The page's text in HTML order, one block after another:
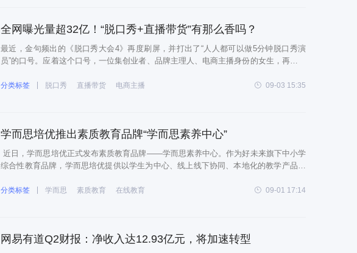
全网曝光量超32亿！“脱口秀+直播带货”有那么香吗？
最近，金句频出的《脱口秀大会4》再度刷屏，并打出了“人人都可以做5分钟脱口秀演
员”的口号。应着这个口号，一位集创业者、品牌主理人、电商主播身份的女生，再度跨
新形式开启了她自己的第二届粉丝节。同时，她邀请欧阳娜娜、汪苏
分类标签 脱口秀 直播带货 电商主播 09-03 15:35
学而思培优推出素质教育品牌“学而思素养中心”
近日，学而思培优正式发布素质教育品牌——学而思素养中心。作为好未来旗下中小学
综合性教育品牌，学而思培优提供以学生为中心、线上线下协同、本地化的教学产品和
品，旨在激发孩子成长的内在动力和潜能，培养科学精神、人文底
分类标签 学而思 素质教育 在线教育 09-01 17:14
网易有道Q2财报：净收入达12.93亿元，将加速转型